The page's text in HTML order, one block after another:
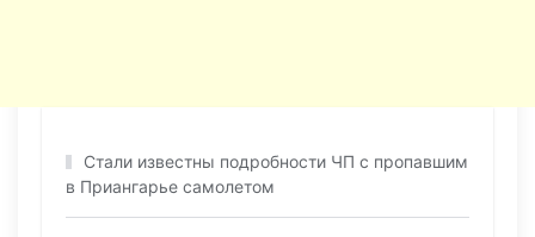
Стали известны подробности ЧП с пропавшим
в Приангарье самолетом